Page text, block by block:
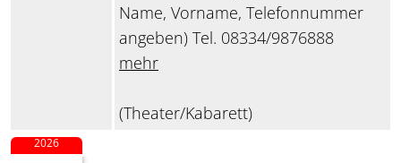
Name, Vorname, Telefonnummer
angeben) Tel. 08334/9876888
mehr
(Theater/Kabarett)
2026